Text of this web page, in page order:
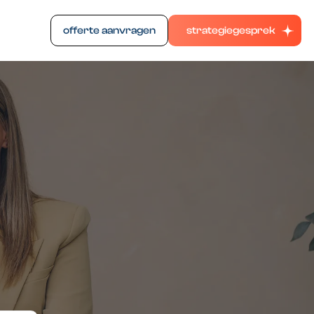
offerte aanvragen strategiegesprek